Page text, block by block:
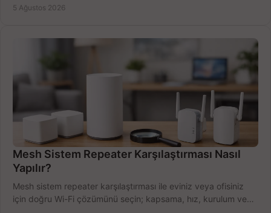
5 Ağustos 2026
Mesh Sistem Repeater Karşılaştırması Nasıl
Yapılır?
Mesh sistem repeater karşılaştırması ile eviniz veya ofisiniz
için doğru Wi-Fi çözümünü seçin; kapsama, hız, kurulum ve